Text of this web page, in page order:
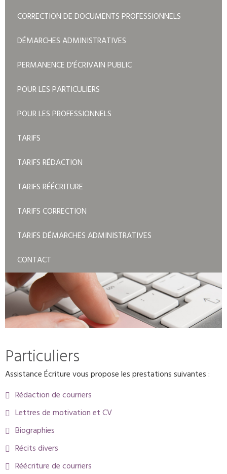
CORRECTION DE DOCUMENTS PROFESSIONNELS
DÉMARCHES ADMINISTRATIVES
PERMANENCE D'ÉCRIVAIN PUBLIC
POUR LES PARTICULIERS
POUR LES PROFESSIONNELS
TARIFS
TARIFS RÉDACTION
TARIFS RÉÉCRITURE
TARIFS CORRECTION
TARIFS DÉMARCHES ADMINISTRATIVES
CONTACT
Particuliers
Assistance Écriturevous propose les prestations suivantes :
Rédaction de courriers
Lettres de motivation et CV
Biographies
Récits divers
Réécriture de courriers